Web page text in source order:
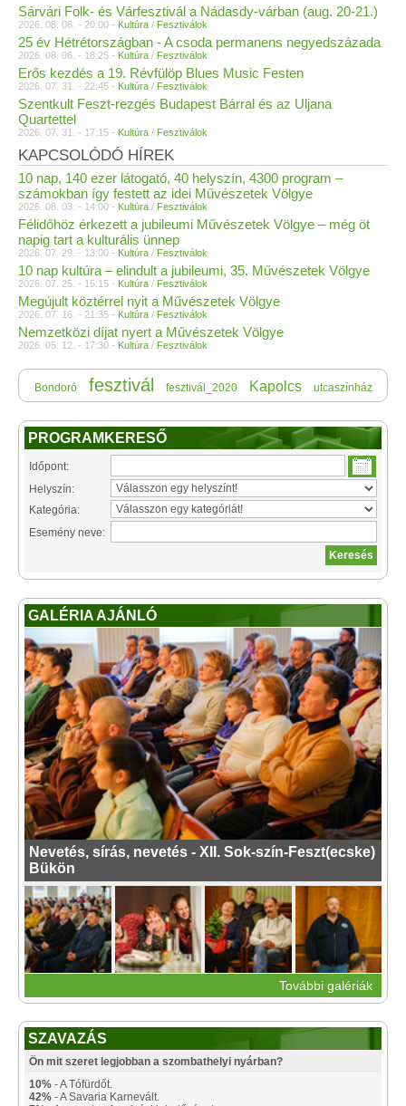
Sárvári Folk- és Várfesztivál a Nádasdy-várban (aug. 20-21.)
2026. 08. 06. - 20:00 - Kultúra / Fesztiválok
25 év Hétrétországban - A csoda permanens negyedszázada
2026. 08. 06. - 18:25 - Kultúra / Fesztiválok
Erős kezdés a 19. Révfülöp Blues Music Festen
2026. 07. 31. - 22:45 - Kultúra / Fesztiválok
Szentkult Feszt-rezgés Budapest Bárral és az Uljana
Quartettel
2026. 07. 31. - 17:15 - Kultúra / Fesztiválok
KAPCSOLÓDÓ HÍREK
10 nap, 140 ezer látogató, 40 helyszín, 4300 program –
számokban így festett az idei Művészetek Völgye
2026. 08. 03. - 14:00 - Kultúra / Fesztiválok
Félidőhöz érkezett a jubileumi Művészetek Völgye – még öt
napig tart a kulturális ünnep
2026. 07. 29. - 13:00 - Kultúra / Fesztiválok
10 nap kultúra – elindult a jubileumi, 35. Művészetek Völgye
2026. 07. 25. - 15:15 - Kultúra / Fesztiválok
Megújult köztérrel nyit a Művészetek Völgye
2026. 07. 16. - 21:35 - Kultúra / Fesztiválok
Nemzetközi díjat nyert a Művészetek Völgye
2026. 05. 12. - 17:30 - Kultúra / Fesztiválok
Bondoró fesztivál fesztivál_2020 Kapolcs utcaszínház
PROGRAMKERESŐ
Időpont:
Helyszín:
Kategória:
Esemény neve:
GALÉRIA AJÁNLÓ
Nevetés, sírás, nevetés - XII. Sok-szín-Feszt(ecske)
Bükön
További galériák
SZAVAZÁS
Ön mit szeret legjobban a szombathelyi nyárban?
10% - A Tófürdőt.
42% - A Savaria Karnevált.